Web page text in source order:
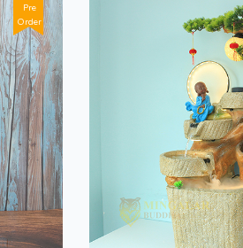
Pre
Order